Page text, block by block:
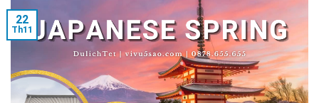
22
Th11